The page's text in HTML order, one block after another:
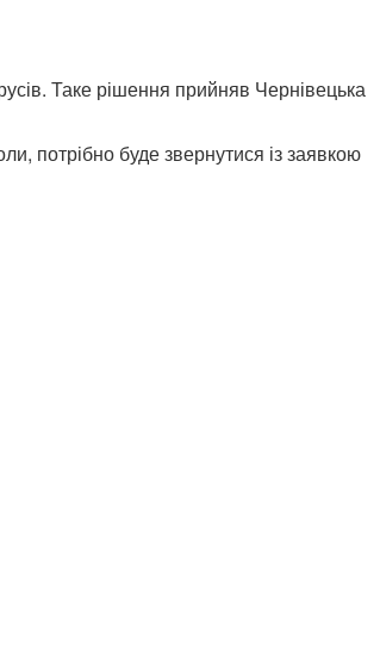
Таке рішення прийняв Чернівецька
потрібно буде звернутися із заявкою